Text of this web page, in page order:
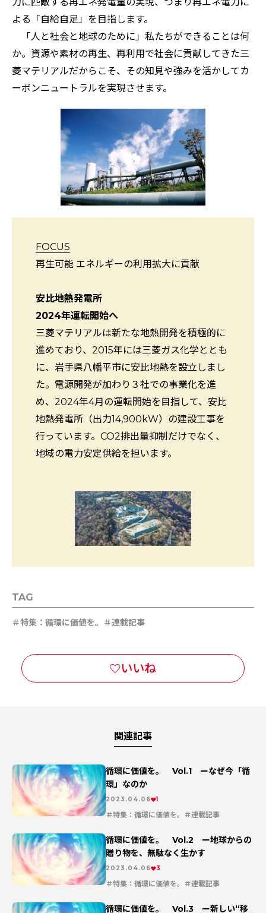
よる「自給自足」を目指します。
「人と社会と地球のために」私たちができることは何
か。資源や素材の再生、再利用で社会に貢献してきた三
菱マテリアルだからこそ、その知見や強みを活かしてカ
ーボンニュートラルを実現させます。
FOCUS
再生可能 エネルギーの利用拡大に貢献
安比地熱発電所
2024年運転開始へ
三菱マテリアルは新たな地熱開発を積極的に
進めており、2015年には三菱ガス化学ととも
に、岩手県八幡平市に安比地熱を設立しまし
た。電源開発が加わり３社での事業化を進
め、2024年4月の運転開始を目指して、安比
地熱発電所（出力14,900kW）の建設工事を
行っています。CO2排出量抑制だけでなく、
地域の電力安定供給を担います。
TAG
特集：循環に価値を。 連載記事
関連記事
循環に価値を。 Vol.1 ーなぜ今「循
環」なのか
2023.04.06 1
特集：循環に価値を。 連載記事
循環に価値を。 Vol.2 ー地球からの
贈り物を、無駄なく生かす
2023.04.06 3
特集：循環に価値を。 連載記事
循環に価値を。 Vol.3 ー新しい“移